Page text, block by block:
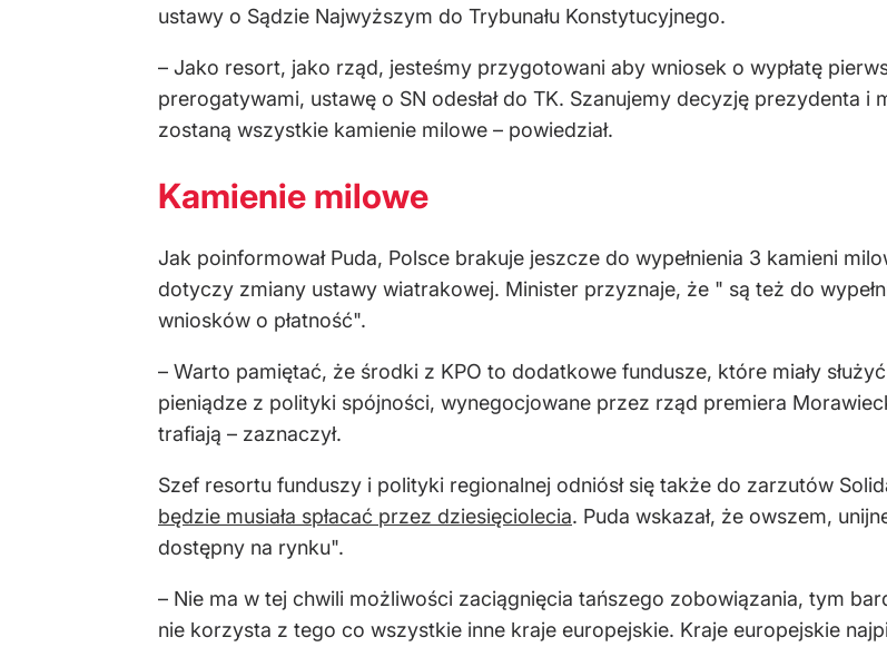
ustawy o Sądzie Najwyższym do Trybunału Konstytucyjnego.
– Jako resort, jako rząd, jesteśmy przygotowani aby wniosek o wypłatę
prerogatywami, ustawę o SN odesłał do TK. Szanujemy decyzję prezydenta
zostaną wszystkie kamienie milowe – powiedział.
Kamienie milowe
Jak poinformował Puda, Polsce brakuje jeszcze do wypełnienia 3 kamieni
dotyczy zmiany ustawy wiatrakowej. Minister przyznaje, że " są też do
wniosków o płatność".
– Warto pamiętać, że środki z KPO to dodatkowe fundusze, które miały
pieniądze z polityki spójności, wynegocjowane przez rząd premiera
trafiają – zaznaczył.
Szef resortu funduszy i polityki regionalnej odniósł się także do zarzutów
będzie musiała spłacać przez dziesięciolecia. Puda wskazał, że owszem,
dostępny na rynku".
– Nie ma w tej chwili możliwości zaciągnięcia tańszego zobowiązania, tym
nie korzysta z tego co wszystkie inne kraje europejskie. Kraje europejskie